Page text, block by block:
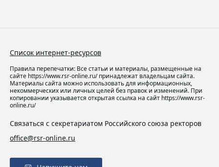
Список интернет-ресурсов
Правила перепечатки: Все статьи и материалы, размещенные на
сайте https://www.rsr-online.ru/ принадлежат владельцам сайта.
Материалы сайта можно использовать для информационных,
некоммерческих или личных целей без правок и изменений. При
копировании указывается открытая ссылка на сайт https://www.rsr-
online.ru/
Связаться с секретариатом Российского союза ректоров
office@rsr-online.ru